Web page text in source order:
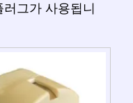
그가 사용됩니